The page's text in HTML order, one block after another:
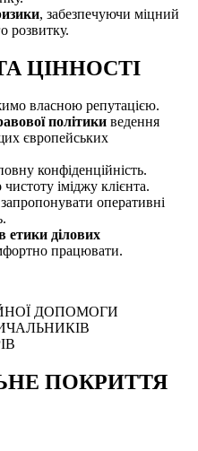
, забезпечуючи міцний
розвитку.
ЦIННОСТI
власною репутацією.
політики ведення
європейських
конфіденційність.
чистоту іміджу клієнта.
запропонувати оперативні
етики ділових
працювати.
ДОПОМОГИ
ПОКРИТТЯ